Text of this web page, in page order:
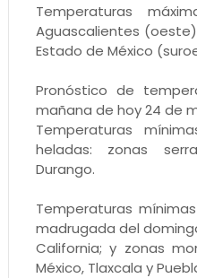
Temperaturas
Aguascalientes
Estado de México
Pronóstico de
mañana de hoy 24 de
Temperaturas
heladas: zonas
Durango.
Temperaturas
madrugada del
California; y zonas
México, Tlaxcala y